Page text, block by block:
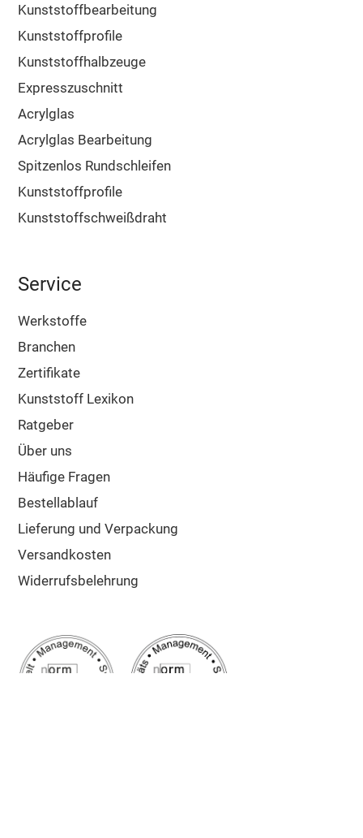
Kunststoffbearbeitung
Kunststoffprofile
Kunststoffhalbzeuge
Expresszuschnitt
Acrylglas
Acrylglas Bearbeitung
Spitzenlos Rundschleifen
Kunststoffprofile
Kunststoffschweißdraht
Service
Werkstoffe
Branchen
Zertifikate
Kunststoff Lexikon
Ratgeber
Über uns
Häufige Fragen
Bestellablauf
Lieferung und Verpackung
Versandkosten
Widerrufsbelehrung